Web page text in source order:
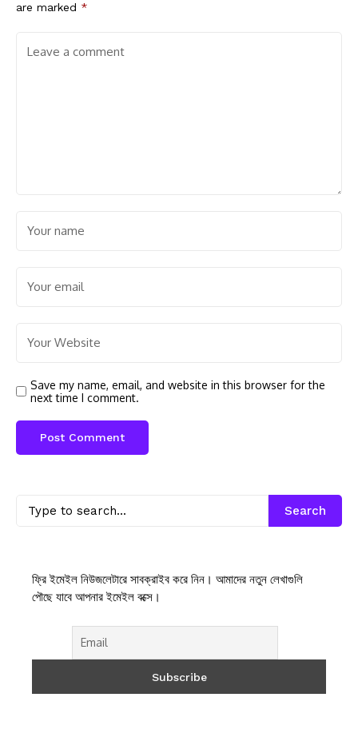
are marked *
Save my name, email, and website in this browser for the
next time I comment.
Search
ফ্রি ইমেইল নিউজলেটারে সাবক্রাইব করে নিন। আমাদের নতুন লেখাগুলি
পৌছে যাবে আপনার ইমেইল বক্সে।